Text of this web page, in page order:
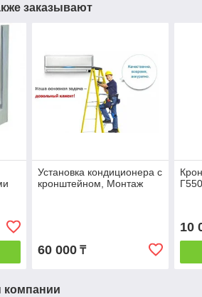
заказывают
Установка кондиционера с
кронштейном, Монтаж
60 000₸
10